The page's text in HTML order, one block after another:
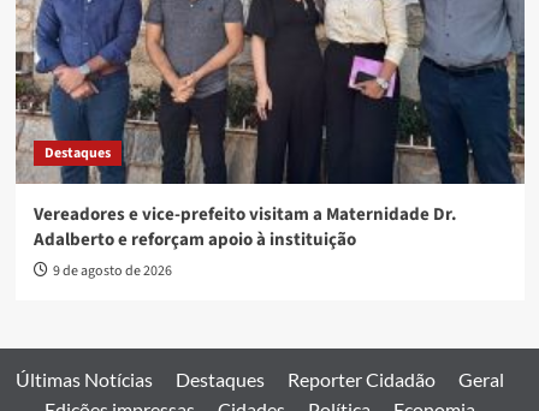
Destaques
Vereadores e vice-prefeito visitam a Maternidade Dr.
Adalberto e reforçam apoio à instituição
9 de agosto de 2026
Últimas Notícias Destaques Reporter Cidadão
Geral